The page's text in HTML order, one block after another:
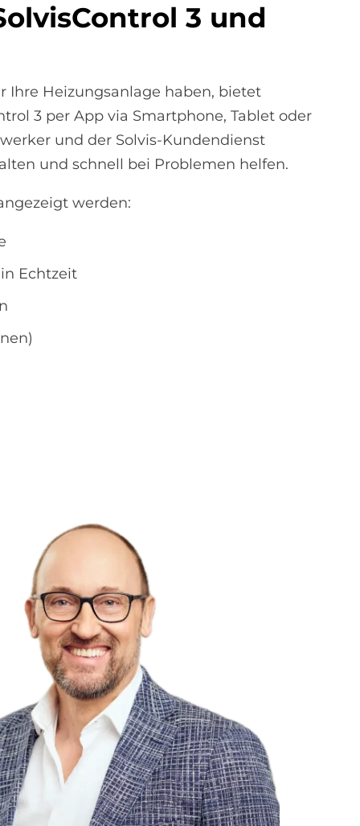
3 und
Ihre Heizungsanlage haben, bietet
3 per App via Smartphone, Tablet oder
und der Solvis-Kundendienst
und schnell bei Problemen helfen.
werden:
Echtzeit